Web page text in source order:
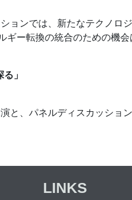
ョンでは、新たなテクノロ
ギー転換の統合のための機
」
、パネルディスカッション
LINKS